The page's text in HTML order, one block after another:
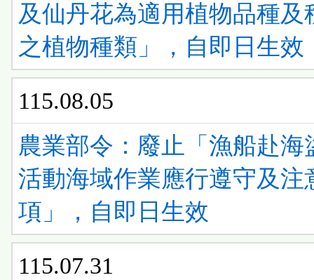
及仙丹花為適用植物品種及
之植物種類」，自即日生效
115.08.05
農業部令：廢止「漁船赴海
活動海域作業應行遵守及注
項」，自即日生效
115.07.31